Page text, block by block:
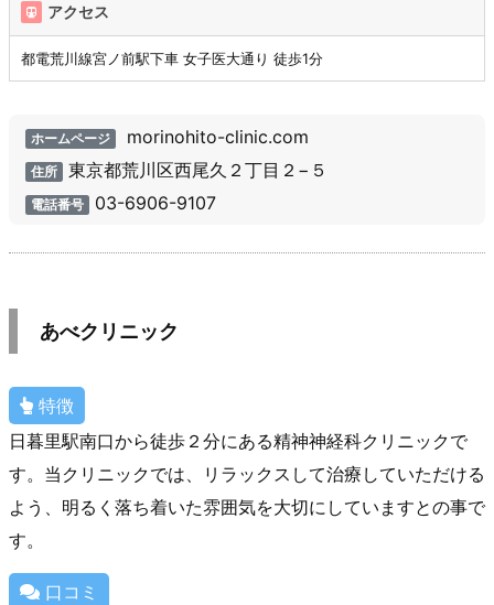
アクセス
都電荒川線宮ノ前駅下車 女子医大通り 徒歩1分
ホームページ morinohito-clinic.com
住所 東京都荒川区西尾久２丁目２−５
電話番号 03-6906-9107
あべクリニック
特徴
日暮里駅南口から徒歩２分にある精神神経科クリニックで
す。当クリニックでは、リラックスして治療していただける
よう、明るく落ち着いた雰囲気を大切にしていますとの事で
す。
口コミ